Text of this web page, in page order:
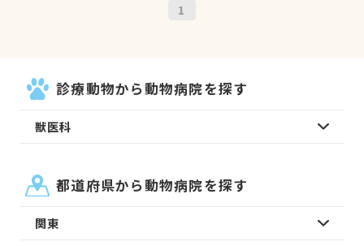
1
診療動物から動物病院を探す
獣医科
都道府県から動物病院を探す
関東